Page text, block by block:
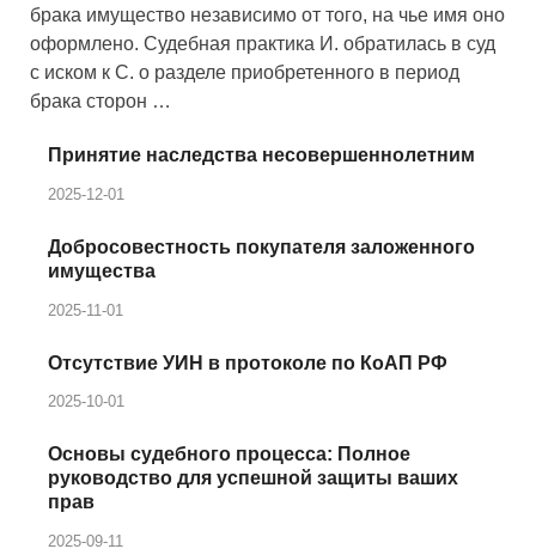
брака имущество независимо от того, на чье имя оно
оформлено. Судебная практика И. обратилась в суд
с иском к С. о разделе приобретенного в период
брака сторон …
Принятие наследства несовершеннолетним
2025-12-01
Добросовестность покупателя заложенного
имущества
2025-11-01
Отсутствие УИН в протоколе по КоАП РФ
2025-10-01
Основы судебного процесса: Полное
руководство для успешной защиты ваших
прав
2025-09-11